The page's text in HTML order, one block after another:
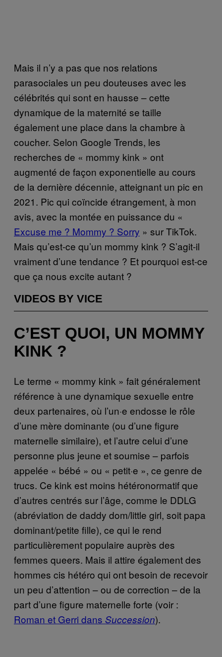
Mais il n’y a pas que nos relations
parasociales un peu douteuses avec les
célébrités qui sont en hausse – cette
dynamique de la maternité se taille
également une place dans la chambre à
coucher. Selon Google Trends, les
recherches de « mommy kink » ont
augmenté de façon exponentielle au cours
de la dernière décennie, atteignant un pic en
2021. Pic qui coïncide étrangement, à mon
avis, avec la montée en puissance du «
Excuse me ? Mommy ? Sorry » sur TikTok.
Mais qu’est-ce qu’un mommy kink ? S’agit-il
vraiment d’une tendance ? Et pourquoi est-ce
que ça nous excite autant ?
VIDEOS BY VICE
C’EST QUOI, UN MOMMY
KINK ?
Le terme « mommy kink » fait généralement
référence à une dynamique sexuelle entre
deux partenaires, où l’un·e endosse le rôle
d’une mère dominante (ou d’une figure
maternelle similaire), et l’autre celui d’une
personne plus jeune et soumise – parfois
appelée « bébé » ou « petit·e », ce genre de
trucs. Ce kink est moins hétéronormatif que
d’autres centrés sur l’âge, comme le DDLG
(abréviation de daddy dom/little girl, soit papa
dominant/petite fille), ce qui le rend
particulièrement populaire auprès des
femmes queers. Mais il attire également des
hommes cis hétéro qui ont besoin de recevoir
un peu d’attention – ou de correction – de la
part d’une figure maternelle forte (voir :
Roman et Gerri dans Succession).